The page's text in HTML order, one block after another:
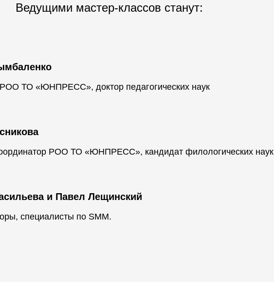
Ведущими мастер-классов станут:
ТО «ЮНПРЕСС», доктор педагогических наук
РОО ТО «ЮНПРЕСС», кандидат филологических наук
и Павел Лещинский
специалисты по SMM.